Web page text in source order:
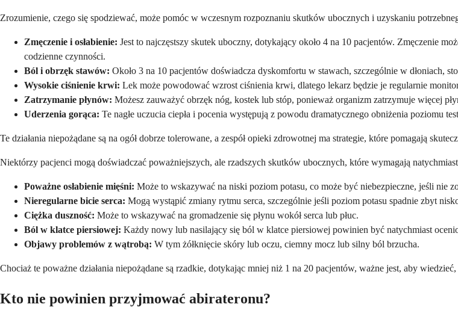
Zrozumienie, czego się spodziewać, może pomóc w wczesnym rozpoznaniu skutków ubocznych i uzyskaniu
Zmęczenie i osłabienie: Jest to najczęstszy skutek uboczny, dotykający około 4 na 10 pacjentów. Zmęczenie
codzienne czynności.
Ból i obrzęk stawów: Około 3 na 10 pacjentów doświadcza dyskomfortu w stawach, szczególnie w dłoniach,
Wysokie ciśnienie krwi: Lek może powodować wzrost ciśnienia krwi, dlatego lekarz będzie je regularnie
Zatrzymanie płynów: Możesz zauważyć obrzęk nóg, kostek lub stóp, ponieważ organizm zatrzymuje więcej
Uderzenia gorąca: Te nagłe uczucia ciepła i pocenia występują z powodu dramatycznego obniżenia poziomu
Te działania niepożądane są na ogół dobrze tolerowane, a zespół opieki zdrowotnej ma strategie, które pomagają
Niektórzy pacjenci mogą doświadczać poważniejszych, ale rzadszych skutków ubocznych, które wymagają
Poważne osłabienie mięśni: Może to wskazywać na niski poziom potasu, co może być niebezpieczne, jeśli nie
Nieregularne bicie serca: Mogą wystąpić zmiany rytmu serca, szczególnie jeśli poziom potasu spadnie zbyt
Ciężka duszność: Może to wskazywać na gromadzenie się płynu wokół serca lub płuc.
Ból w klatce piersiowej: Każdy nowy lub nasilający się ból w klatce piersiowej powinien być natychmiast
Objawy problemów z wątrobą: W tym żółknięcie skóry lub oczu, ciemny mocz lub silny ból brzucha.
Chociaż te poważne działania niepożądane są rzadkie, dotykając mniej niż 1 na 20 pacjentów, ważne jest, aby
Kto nie powinien przyjmować abirateronu?